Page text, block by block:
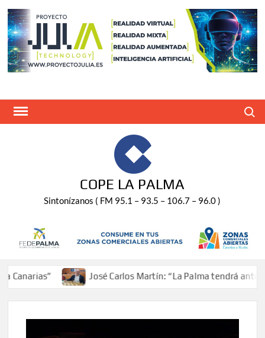
Saltar
contenido
COPE LA PALMA
Sintonízanos ( FM 95.1 – 93.5 – 106.7 – 96.0 )
José Carlos Martín: “La Palma tendrá antes de